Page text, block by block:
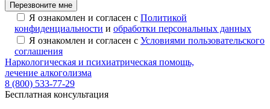
Перезвоните мне
Я ознакомлен и согласен с Политикой
конфиденциальности и обработки персональных данных
Я ознакомлен и согласен с Условиями пользовательского
соглашения
Наркологическая и психиатрическая помощь,
лечение алкоголизма
8 (800) 533-77-29
Бесплатная консультация